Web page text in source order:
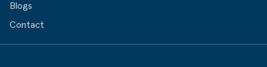
Blogs
Contact